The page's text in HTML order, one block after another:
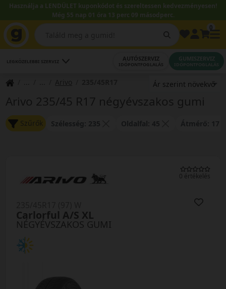
Használja a LENDÜLET kuponkódot és szereltessen kedvezményesen!
Még 55 nap 01 óra 13 perc 09 másodperc.
LEGKÖZELEBBI SZERVIZ AUTÓSZERVIZ
IDŐPONTFOGLALÁS
GUMISZERVIZ
IDŐPONTFOGLALÁS
Arivo
Arivo 235/45 R17 négyévszakos gumi
Szűrők
0 értékelés
NÉGYÉVSZAKOS GUMI
Carlorful A/S XL